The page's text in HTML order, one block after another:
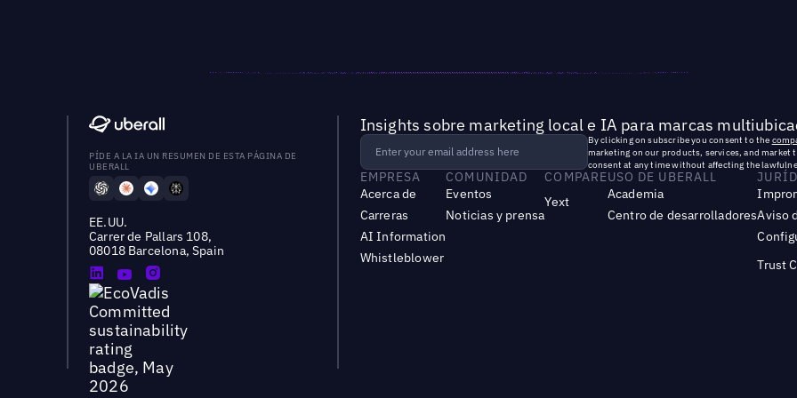
PÍDE A LA IA UN RESUMEN DE ESTA PÁGINA DE
UBERALL
EE.UU.
Carrer de Pallars 108,
08018 Barcelona, Spain
Insights sobre marketing local e IA para marcas
By clicking on subscribe you consent to the
marketing on our products, services, and market
consent at any time without affecting the
EMPRESA
Acerca de
Carreras
AI Information
Whistleblower
COMUNIDAD
Eventos
Noticias y prensa
COMPARE
Yext
USO DE UBERALL
Academia
Centro de desarrolladoresAviso
Trust